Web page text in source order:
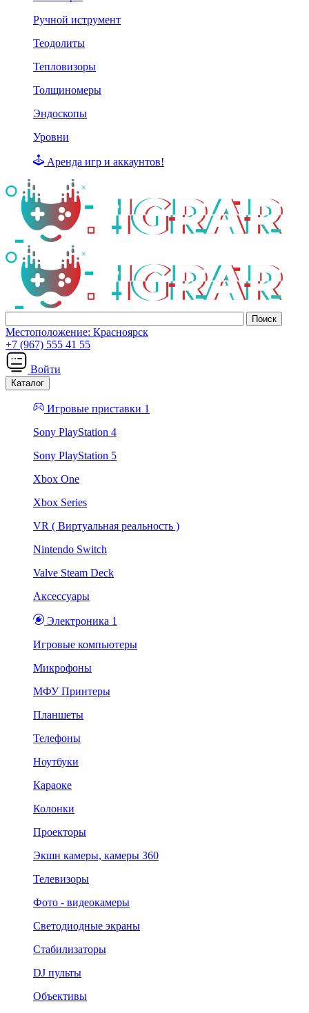
Ручной иструмент
Теодолиты
Тепловизоры
Толщиномеры
Эндоскопы
Уровни
Аренда игр и аккаунтов!
Местоположение: Красноярск
+7 (967) 555 41 55
Войти
Каталог
Игровые приставки 1
Sony PlayStation 4
Sony PlayStation 5
Xbox One
Xbox Series
VR ( Виртуальная реальность )
Nintendo Switch
Valve Steam Deck
Аксессуары
Электроника 1
Игровые компьютеры
Микрофоны
МФУ Принтеры
Планшеты
Телефоны
Ноутбуки
Караоке
Колонки
Проекторы
Экшн камеры, камеры 360
Телевизоры
Фото - видеокамеры
Светодиодные экраны
Стабилизаторы
DJ пульты
Объективы